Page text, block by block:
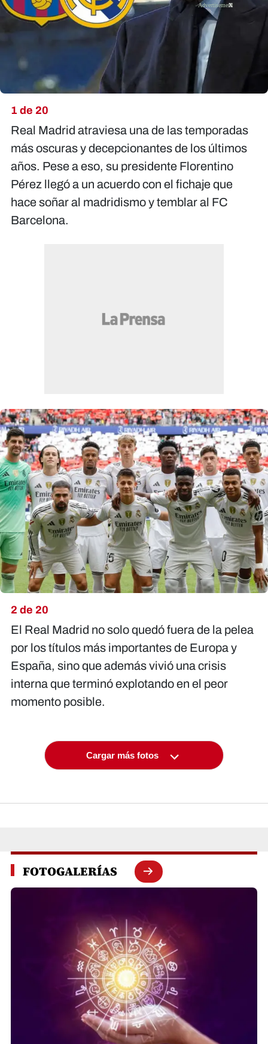
1 de 20
Real Madrid atraviesa una de las temporadas
más oscuras y decepcionantes de los últimos
años. Pese a eso, su presidente Florentino
Pérez llegó a un acuerdo con el fichaje que
hace soñar al madridismo y temblar al FC
Barcelona.
2 de 20
El Real Madrid no solo quedó fuera de la pelea
por los títulos más importantes de Europa y
España, sino que además vivió una crisis
interna que terminó explotando en el peor
momento posible.
X
Cargar más fotos
FOTOGALERÍAS